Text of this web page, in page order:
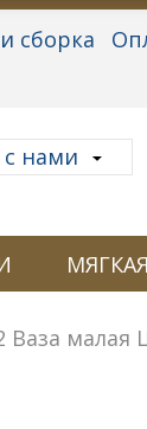
сборка
с нами
Ваза малая